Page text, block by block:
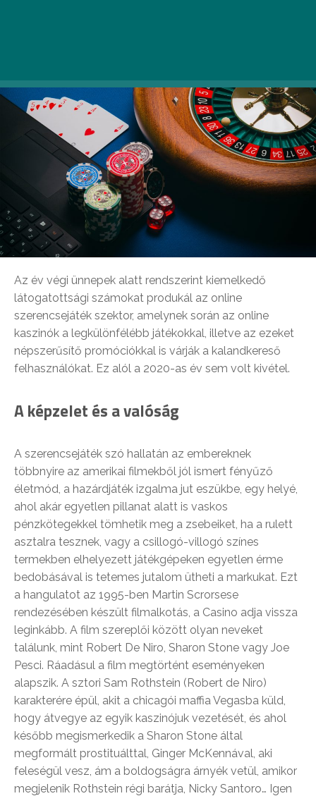
Az év végi ünnepek alatt rendszerint kiemelkedő
látogatottsági számokat produkál az online
szerencsejáték szektor, amelynek során az online
kaszinók a legkülönfélébb játékokkal, illetve az ezeket
népszerűsítő promóciókkal is várják a kalandkereső
felhasználókat. Ez alól a 2020-as év sem volt kivétel.
A képzelet és a valóság
A szerencsejáték szó hallatán az embereknek
többnyire az amerikai filmekből jól ismert fényűző
életmód, a hazárdjáték izgalma jut eszükbe, egy helyé,
ahol akár egyetlen pillanat alatt is vaskos
pénzkötegekkel tömhetik meg a zsebeiket, ha a rulett
asztalra tesznek, vagy a csillogó-villogó színes
termekben elhelyezett játékgépeken egyetlen érme
bedobásával is tetemes jutalom ütheti a markukat. Ezt
a hangulatot az 1995-ben Martin Scrorsese
rendezésében készült filmalkotás, a Casino adja vissza
leginkább. A film szereplői között olyan neveket
találunk, mint Robert De Niro, Sharon Stone vagy Joe
Pesci. Ráadásul a film megtörtént eseményeken
alapszik. A sztori Sam Rothstein (Robert de Niro)
karakterére épül, akit a chicagói maffia Vegasba küld,
hogy átvegye az egyik kaszinójuk vezetését, és ahol
később megismerkedik a Sharon Stone által
megformált prostituálttal, Ginger McKennával, aki
feleségül vesz, ám a boldogságra árnyék vetül, amikor
megjelenik Rothstein régi barátja, Nicky Santoro… Igen